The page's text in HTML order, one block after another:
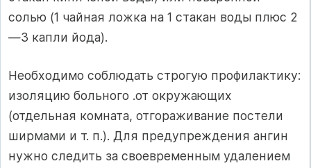
солью (1 чайная ложка на 1 стакан воды плюс 2
—3 капли йода).
Необходимо соблюдать строгую профилактику:
изоляцию больного .от окружающих
(отдельная комната, отгораживание постели
ширмами и т. п.). Для предупреждения ангин
нужно следить за своевременным удалением